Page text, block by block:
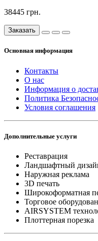
38445 грн.
Заказать
Основная информация
Контакты
О нас
Информация о
Политика
Условия соглашения
Дополнительные услуги
Реставрация
Ландшафтный
Наружная реклама
3D печать
Широкоформатная
Торговое
AIRSYSTEM
Плоттерная порезка